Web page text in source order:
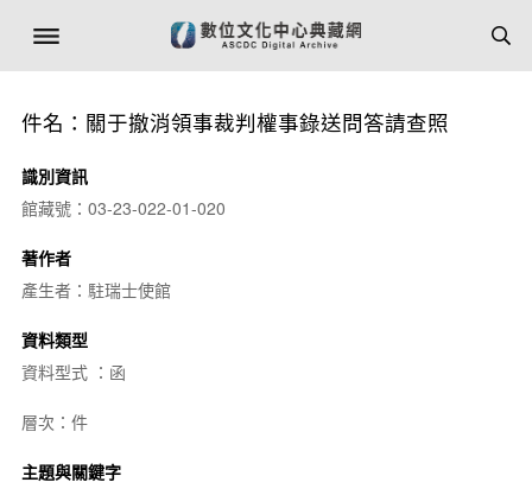
件名：關于撤消領事裁判權事錄送問答請查照
識別資訊
館藏號：03-23-022-01-020
著作者
產生者：駐瑞士使館
資料類型
資料型式 ：函
層次：件
主題與關鍵字